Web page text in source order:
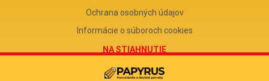
Ochrana osobných údajov
Informácie o súboroch cookies
NA STIAHNUTIE
Reklamačný formulár